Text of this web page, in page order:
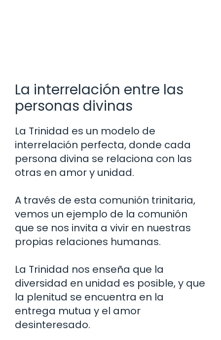
La interrelación entre las
personas divinas
La Trinidad es un modelo de
interrelación perfecta, donde cada
persona divina se relaciona con las
otras en amor y unidad.
A través de esta comunión trinitaria,
vemos un ejemplo de la comunión
que se nos invita a vivir en nuestras
propias relaciones humanas.
La Trinidad nos enseña que la
diversidad en unidad es posible, y que
la plenitud se encuentra en la
entrega mutua y el amor
desinteresado.